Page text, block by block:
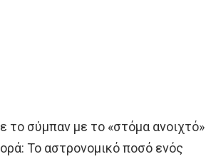
το σύμπαν με το «στόμα ανοιχτό»
To αστρονομικό ποσό ενός